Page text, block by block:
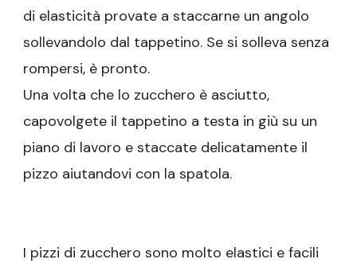
di elasticità provate a staccarne un angolo
sollevandolo dal tappetino. Se si solleva senza
rompersi, è pronto.
Una volta che lo zucchero è asciutto,
capovolgete il tappetino a testa in giù su un
piano di lavoro e staccate delicatamente il
pizzo aiutandovi con la spatola.
I pizzi di zucchero sono molto elastici e facili